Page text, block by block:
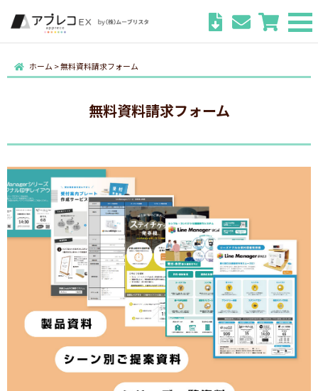
ホーム >無料資料請求フォーム
無料資料請求フォーム